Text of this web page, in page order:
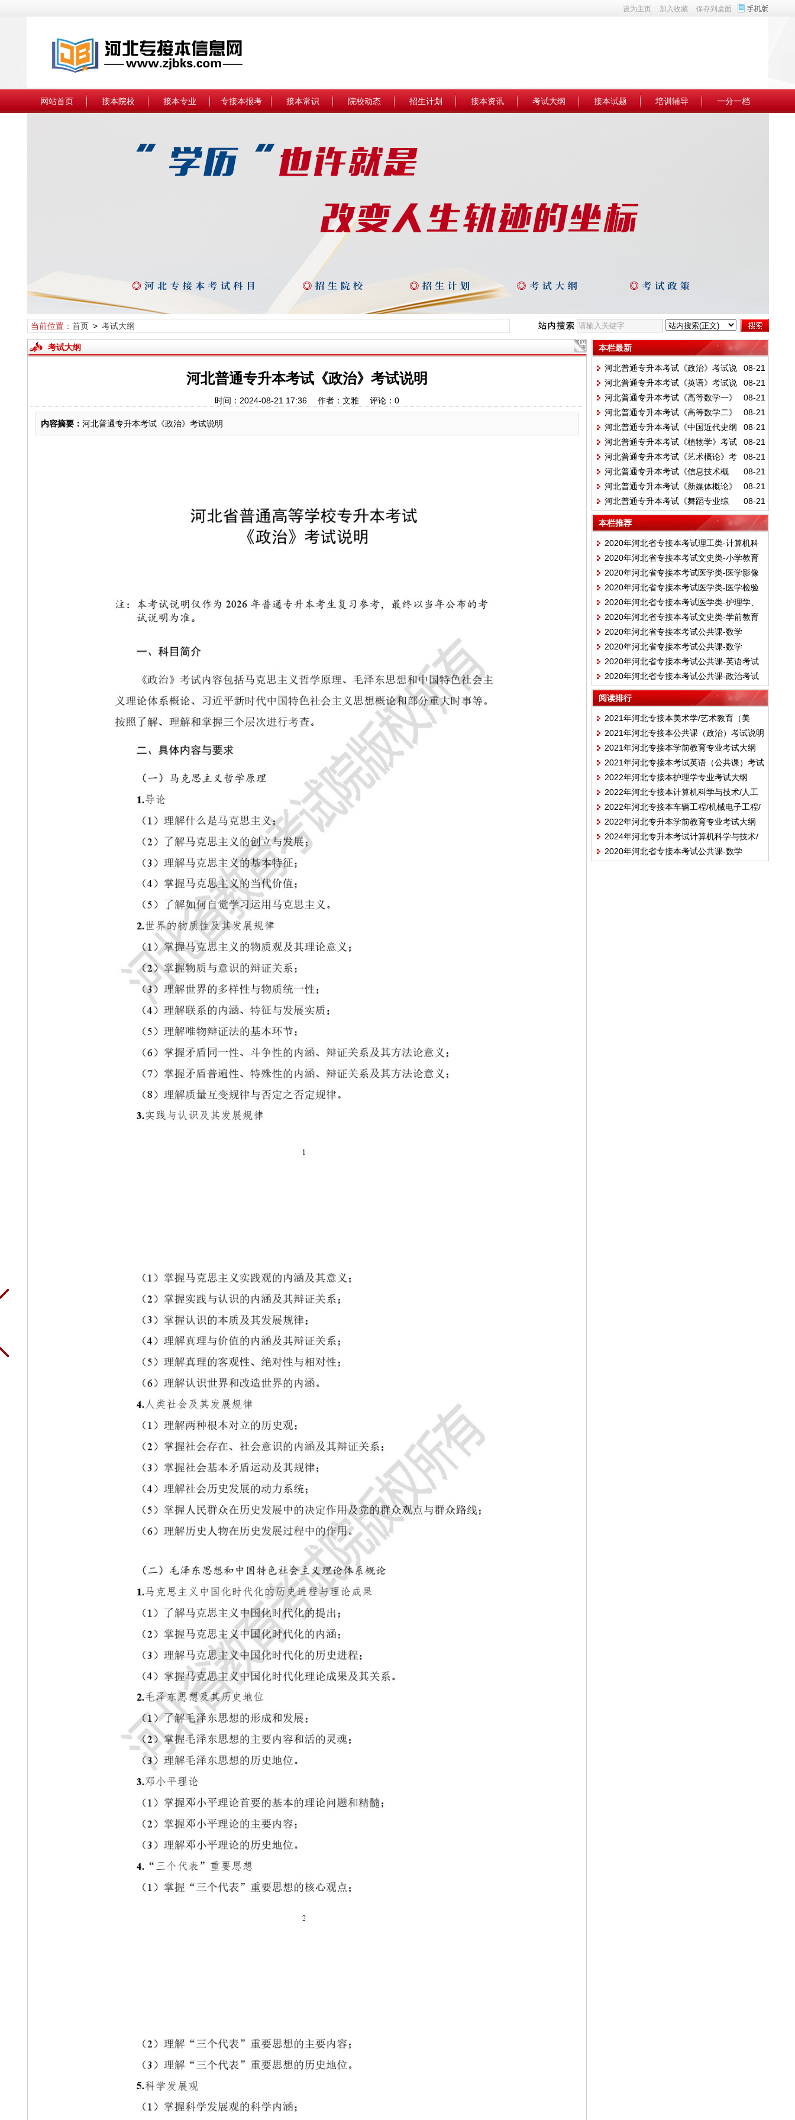
设为主页 加入收藏 保存到桌面
网站首页 接本院校 接本专业 专接本报考 接本常识 院校动态 招生计划 接本资讯 考试大纲 接本试题 培训辅导 一分一档
当前位置： 首页> 考试大纲
考试大纲
河北普通专升本考试《政治》考试说明
时间：2024-08-21 17:36 作者：文雅 评论： 0
内容摘要： 河北普通专升本考试《政治》考试说明
本栏最新
08-21
河北普通专升本考试《政治》考试说
明
08-21
河北普通专升本考试《英语》考试说
明
08-21
河北普通专升本考试《高等数学一》
考试说明
08-21
河北普通专升本考试《高等数学二》
考试说明
08-21
河北普通专升本考试《中国近代史纲
要》考试说明
08-21
河北普通专升本考试《植物学》考试
说明
08-21
河北普通专升本考试《艺术概论》考
试说明
08-21
河北普通专升本考试《信息技术概
论》考试说明
08-21
河北普通专升本考试《新媒体概论》
考试说明
08-21
河北普通专升本考试《舞蹈专业综
合》考试说明
本栏推荐
2020年河北省专接本考试理工类-计算机科
学与技术、软件工程、数字媒体技术、网络
工程、物联网工程专业考试说明（C语言程
序设计、微机原理与接口含汇编语言）
2020年河北省专接本考试文史类-小学教育
专业考试说明（教育学、教育心理学）
2020年河北省专接本考试医学类-医学影像
技术专业考试说明（病理学、人体解剖学）
2020年河北省专接本考试医学类-医学检验
技术专业考试说明（临床检验基础、生物化
学检验）
2020年河北省专接本考试医学类-护理学、
助产学专业考试说明（生理学、人体解剖
学）
2020年河北省专接本考试文史类-学前教育
专业考试说明（学前教育学、儿童发展心理
学）
2020年河北省专接本考试公共课-数学
（二）考试说明
2020年河北省专接本考试公共课-数学
（一）考试说明
2020年河北省专接本考试公共课-英语考试
说明
2020年河北省专接本考试公共课-政治考试
说明
阅读排行
2021年河北专接本美术学/艺术教育（美
术）/数字媒体艺术/戏剧影视美术设计专业
考试大纲
2021年河北专接本公共课（政治）考试说明
2021年河北专接本学前教育专业考试大纲
2021年河北专接本考试英语（公共课）考试
大纲
2022年河北专接本护理学专业考试大纲
2022年河北专接本计算机科学与技术/人工
智能/软件工程/数据科学与大数据技术/网络
工程/物联网工程/信息管理与信息系统专业
考试说明
2022年河北专接本车辆工程/机械电子工程/
机械工程/机械设计制造及 其自动化/汽车服
务工程专业考试大纲
2022年河北专升本学前教育专业考试大纲
2024年河北专升本考试计算机科学与技术/
大数据管理与应用/人工智能/软件工程/网络
2020年河北省专接本考试公共课-数学